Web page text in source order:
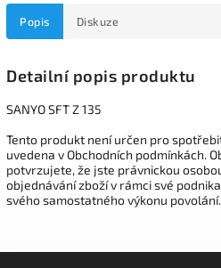
Popis Diskuze
Detailní popis produktu
SANYO SFT Z 135
Tento produkt není určen pro
uvedena v Obchodních podmínkách.
potvrzujete, že jste právnickou
objednávání zboží v rámci své
svého samostatného výkonu povolání.